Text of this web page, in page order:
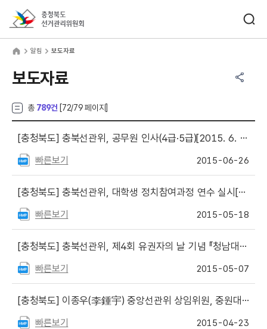
알림 보도자료
보도자료
총 789건 [72/79 페이지]
[충청북도] 충북선관위, 공무원 인사(4급·5급)[2015. 6. 26.]
빠른보기 2015-06-26
[충청북도] 충북선관위, 대학생 정치참여과정 연수 실시[2015.5.18.]
빠른보기 2015-05-18
[충청북도] 충북선관위, 제4회 유권자의 날 기념 『청남대 선거산책』 행사 개최[2015. 5. 7.]
빠른보기 2015-05-07
[충청북도] 이종우(李鍾宇) 중앙선관위 상임위원, 중원대 초빙 특강 [2015. 4. 23]
빠른보기 2015-04-23